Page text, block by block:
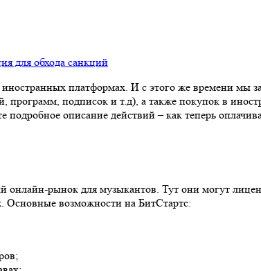
для обхода санкций
платформах. И с этого же времени мы
подписок и т.д), а также покупок в
описание действий – как теперь
рынок для музыкантов. Тут они могут
Основные возможности на БитСтартс: